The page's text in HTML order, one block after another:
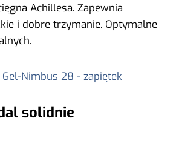
Achillesa. Zapewnia
i dobre trzymanie. Optymalne
solidnie